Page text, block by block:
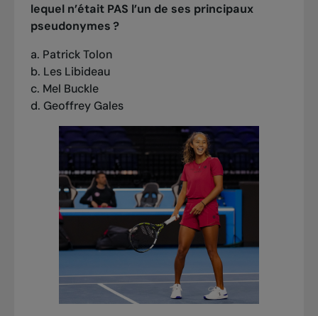
lequel n’était PAS l’un de ses principaux
pseudonymes ?
a. Patrick Tolon
b. Les Libideau
c. Mel Buckle
d. Geoffrey Gales